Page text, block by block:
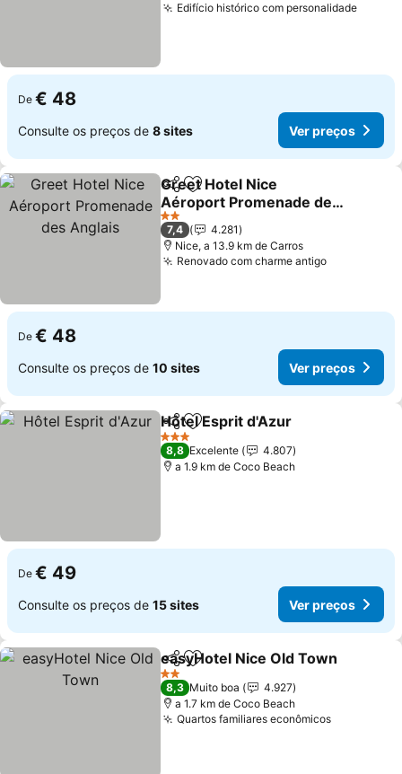
Edifício histórico com personalidadeVer
De € 48
Consulte os preços de 8 sites Ver preços
PartilharAdicionar aos favoritos
Greet Hotel Nice
Aéroport Promenade des
Anglais
Ver preços
2 Estrelas
7,4
4.281
Nice, a 13.9 km de Carros
Renovado com charme antigoVer preços
De € 48
Consulte os preços de 10 sites Ver preços
PartilharAdicionar aos favoritos
Hôtel Esprit d'Azur
3 Estrelas
8,8 Excelente
4.807
a 1.9 km de Coco Beach
De € 49
Consulte os preços de 15 sites Ver preços
PartilharAdicionar aos favoritos
easyHotel Nice Old Town
2 Estrelas
8,3 Muito boa
4.927
a 1.7 km de Coco Beach
Quartos familiares econômicosVer